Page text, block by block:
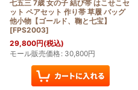
七五三 7歳 女の子 結び帯 はこせこセ
ット ペアセット 作り帯 草履 バッグ
他小物【ゴールド、鞠と七宝】
[FPS2003]
29,800円(税込)
モール販売価格: 30,800円